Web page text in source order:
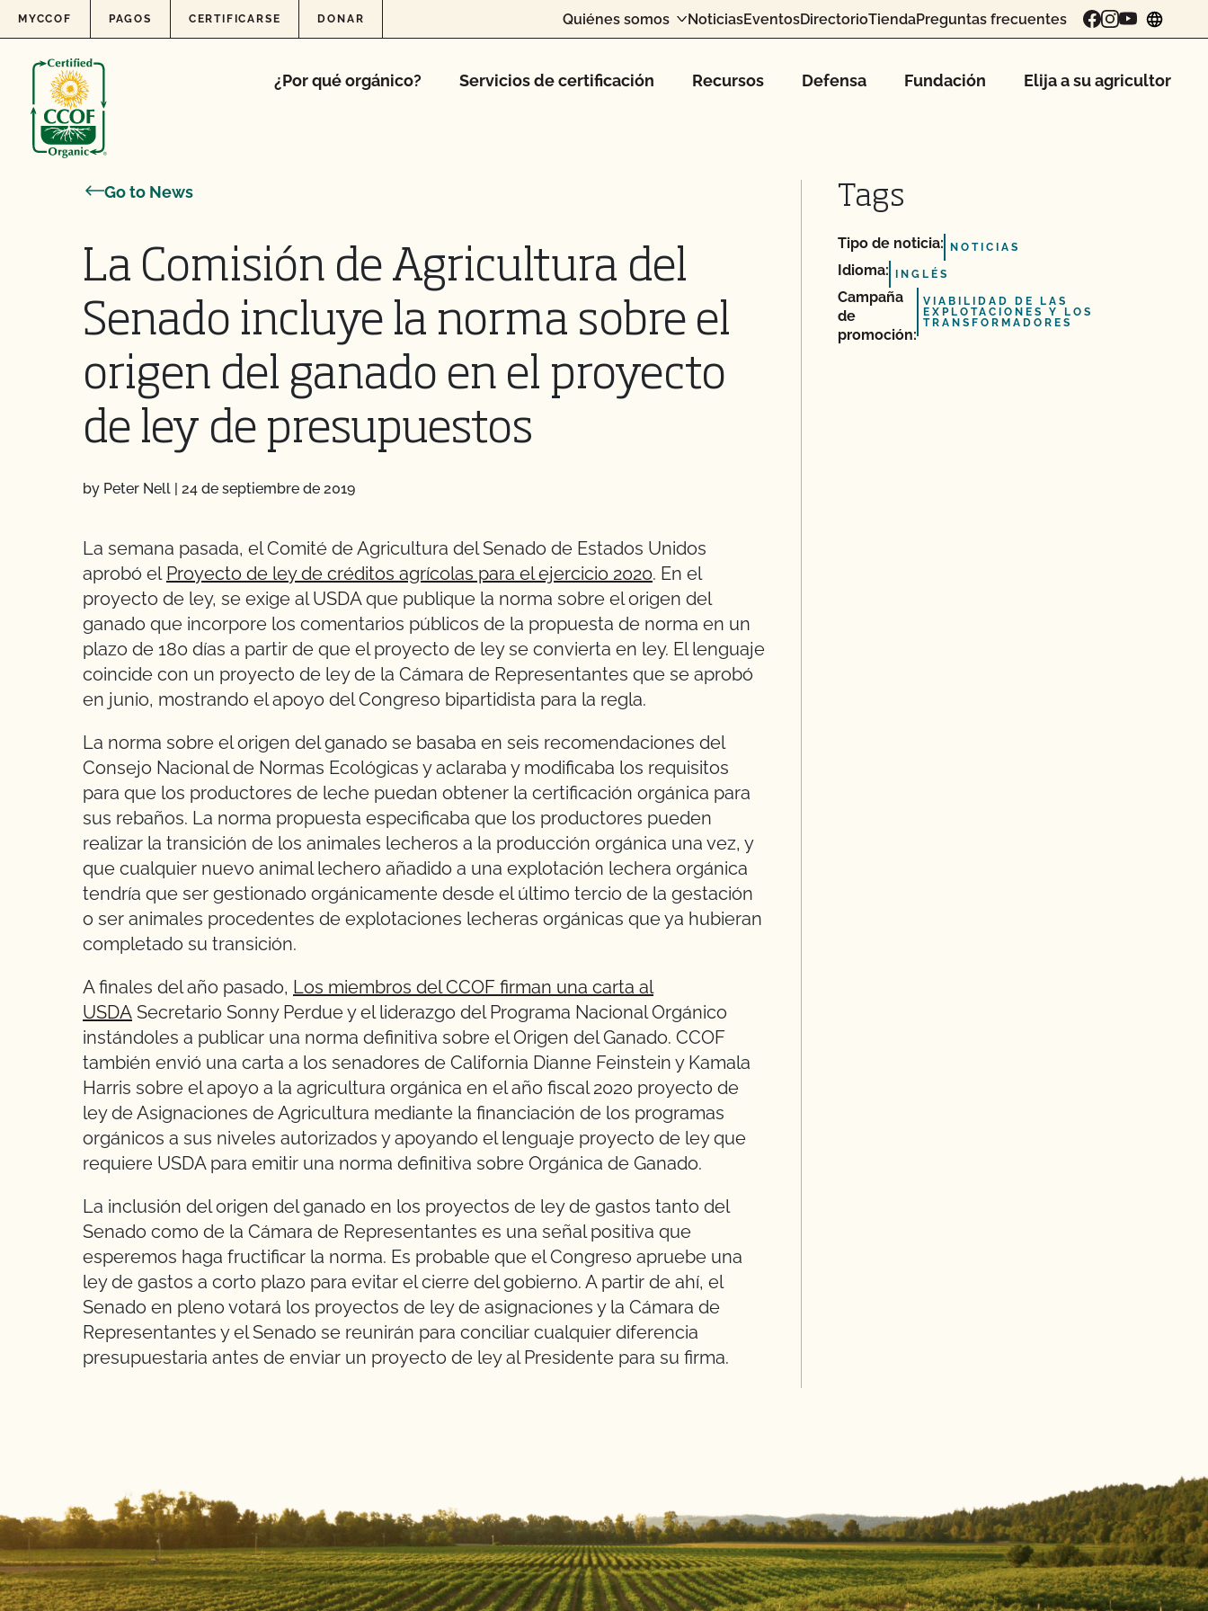
Skip to content
MYCCOF PAGOS CERTIFICARSE DONAR Quiénes somos NoticiasEventosDirectorioTiendaPreguntas frecuentes
¿Por qué orgánico? Servicios de certificación Recursos Defensa Fundación Elija a su agricultor
Go to News
La Comisión de Agricultura del
Senado incluye la norma sobre el
origen del ganado en el proyecto
de ley de presupuestos
by Peter Nell | 24 de septiembre de 2019
La semana pasada, el Comité de Agricultura del Senado de Estados Unidos
aprobó el Proyecto de ley de créditos agrícolas para el ejercicio 2020. En el
proyecto de ley, se exige al USDA que publique la norma sobre el origen del
ganado que incorpore los comentarios públicos de la propuesta de norma en un
plazo de 180 días a partir de que el proyecto de ley se convierta en ley. El lenguaje
coincide con un proyecto de ley de la Cámara de Representantes que se aprobó
en junio, mostrando el apoyo del Congreso bipartidista para la regla.
La norma sobre el origen del ganado se basaba en seis recomendaciones del
Consejo Nacional de Normas Ecológicas y aclaraba y modificaba los requisitos
para que los productores de leche puedan obtener la certificación orgánica para
sus rebaños. La norma propuesta especificaba que los productores pueden
realizar la transición de los animales lecheros a la producción orgánica una vez, y
que cualquier nuevo animal lechero añadido a una explotación lechera orgánica
tendría que ser gestionado orgánicamente desde el último tercio de la gestación
o ser animales procedentes de explotaciones lecheras orgánicas que ya hubieran
completado su transición.
A finales del año pasado, Los miembros del CCOF firman una carta al
USDA Secretario Sonny Perdue y el liderazgo del Programa Nacional Orgánico
instándoles a publicar una norma definitiva sobre el Origen del Ganado. CCOF
también envió una carta a los senadores de California Dianne Feinstein y Kamala
Harris sobre el apoyo a la agricultura orgánica en el año fiscal 2020 proyecto de
ley de Asignaciones de Agricultura mediante la financiación de los programas
orgánicos a sus niveles autorizados y apoyando el lenguaje proyecto de ley que
requiere USDA para emitir una norma definitiva sobre Orgánica de Ganado.
La inclusión del origen del ganado en los proyectos de ley de gastos tanto del
Senado como de la Cámara de Representantes es una señal positiva que
esperemos haga fructificar la norma. Es probable que el Congreso apruebe una
ley de gastos a corto plazo para evitar el cierre del gobierno. A partir de ahí, el
Senado en pleno votará los proyectos de ley de asignaciones y la Cámara de
Representantes y el Senado se reunirán para conciliar cualquier diferencia
presupuestaria antes de enviar un proyecto de ley al Presidente para su firma.
Tags
Tipo de noticia: NOTICIAS
Idioma: INGLÉS
Campaña
de
promoción:
VIABILIDAD DE LAS
EXPLOTACIONES Y LOS
TRANSFORMADORES